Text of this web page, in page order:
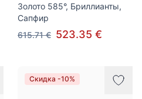
Золото 585°, Бриллианты,
Сапфир
615.71 € 523.35 €
Скидка -10%